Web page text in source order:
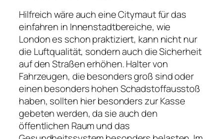
Hilfreich wäre auch eine Citymaut für das
einfahren in Innenstadtbereiche, wie
London es schon praktiziert, kann nicht nur
die Luftqualität, sondern auch die Sicherheit
auf den Straßen erhöhen. Halter von
Fahrzeugen, die besonders groß sind oder
einen besonders hohen Schadstoffausstoß
haben, sollten hier besonders zur Kasse
gebeten werden, da sie auch den
öffentlichen Raum und das